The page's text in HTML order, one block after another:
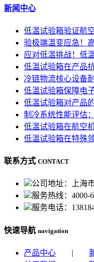
新闻中心
低温试验箱验证航
验极端温变应急！
应对低温挑战！低
低温试验箱在产品
冷链物流核心设备
低温试验箱保障电
低温试验箱对产品
制冷系统性能评估
低温试验箱在航空
低温试验箱在特殊
联系方式 CONTACT
公司地址：上海
服务热线：4000-
服务电话：
快速导航 navigation
产品中心 |